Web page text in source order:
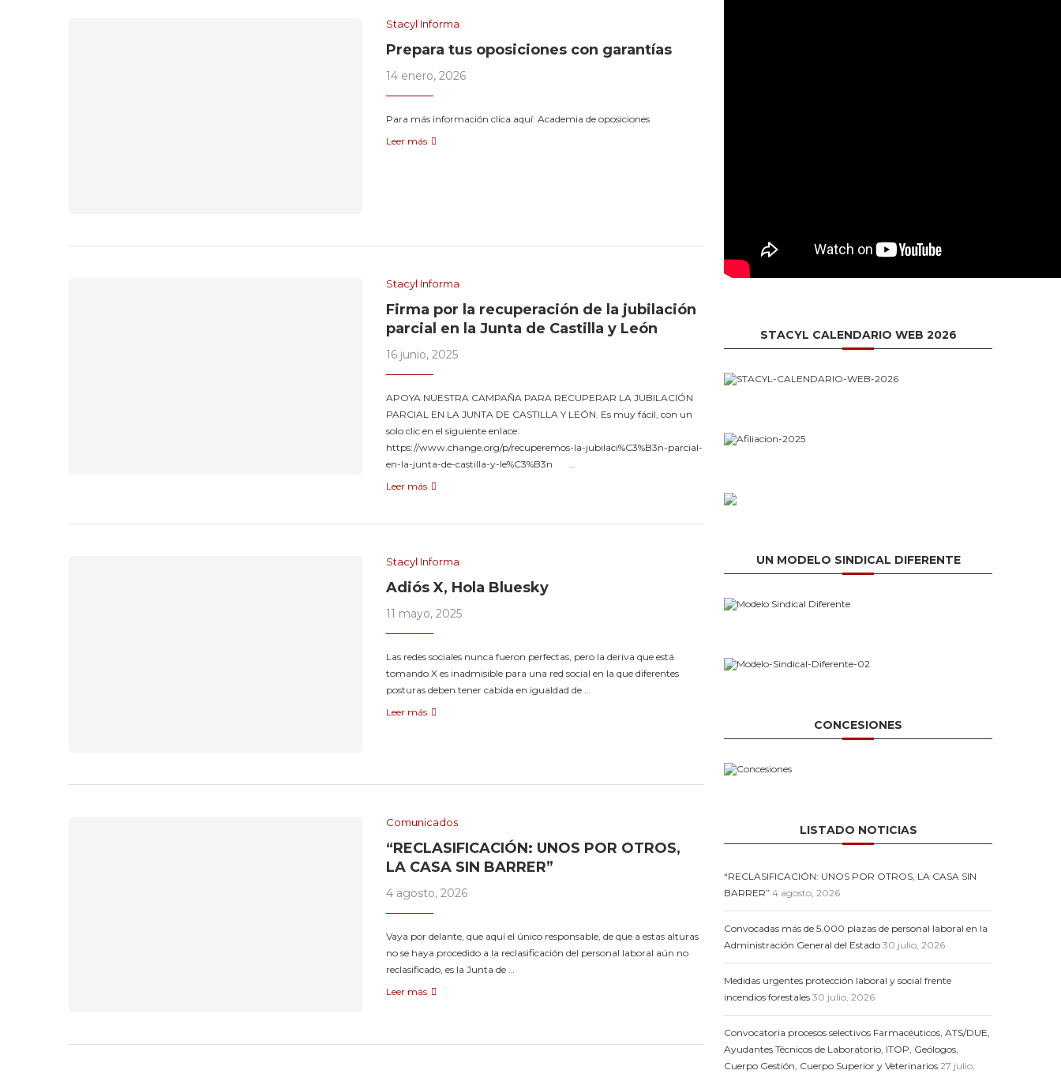
Stacyl Informa
Prepara tus oposiciones con garantías
14 enero, 2026
Para más información clica aquí: Academia de oposiciones
Leer más
Stacyl Informa
Firma por la recuperación de la jubilación
parcial en la Junta de Castilla y León
16 junio, 2025
APOYA NUESTRA CAMPAÑA PARA RECUPERAR LA JUBILACIÓN
PARCIAL EN LA JUNTA DE CASTILLA Y LEÓN. Es muy fácil, con un
solo clic en el siguiente enlace:
https://www.change.org/p/recuperemos-la-jubilaci%C3%B3n-parcial-
en-la-junta-de-castilla-y-le%C3%B3n …
Leer más
Stacyl Informa
Adiós X, Hola Bluesky
11 mayo, 2025
Las redes sociales nunca fueron perfectas, pero la deriva que está
tomando X es inadmisible para una red social en la que diferentes
posturas deben tener cabida en igualdad de …
Leer más
Comunicados
“RECLASIFICACIÓN: UNOS POR OTROS,
LA CASA SIN BARRER”
4 agosto, 2026
Vaya por delante, que aquí el único responsable, de que a estas alturas
no se haya procedido a la reclasificación del personal laboral aún no
reclasificado, es la Junta de …
Leer más
STACYL CALENDARIO WEB 2026
UN MODELO SINDICAL DIFERENTE
CONCESIONES
LISTADO NOTICIAS
“RECLASIFICACIÓN: UNOS POR OTROS, LA CASA SIN
BARRER” 4 agosto, 2026
Convocadas más de 5.000 plazas de personal laboral en la
Administración General del Estado 30 julio, 2026
Medidas urgentes protección laboral y social frente
incendios forestales 30 julio, 2026
Convocatoria procesos selectivos Farmacéuticos, ATS/DUE,
Ayudantes Técnicos de Laboratorio, ITOP, Geólogos,
Cuerpo Gestión, Cuerpo Superior y Veterinarios 27 julio,